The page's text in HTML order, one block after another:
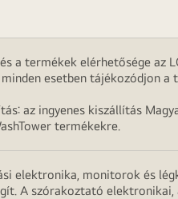
a termékek elérhetősége az
esetben tájékozódjon a
az ingyenes kiszállítás
termékekre.
elektronika, monitorok és
A szórakoztató